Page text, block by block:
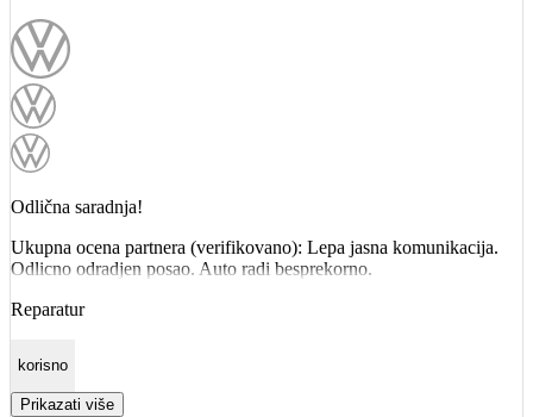
Odlična saradnja!
Ukupna ocena partnera (verifikovano): Lepa jasna komunikacija.
Odlicno odradjen posao. Auto radi besprekorno.
Reparatur
korisno
Prikazati više